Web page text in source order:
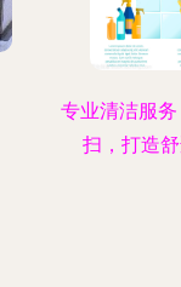
专业清洁服
扫，打造